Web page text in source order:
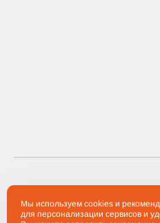
2012-2026 Компания
Мы используем cookies и
для персонализации сервисов и